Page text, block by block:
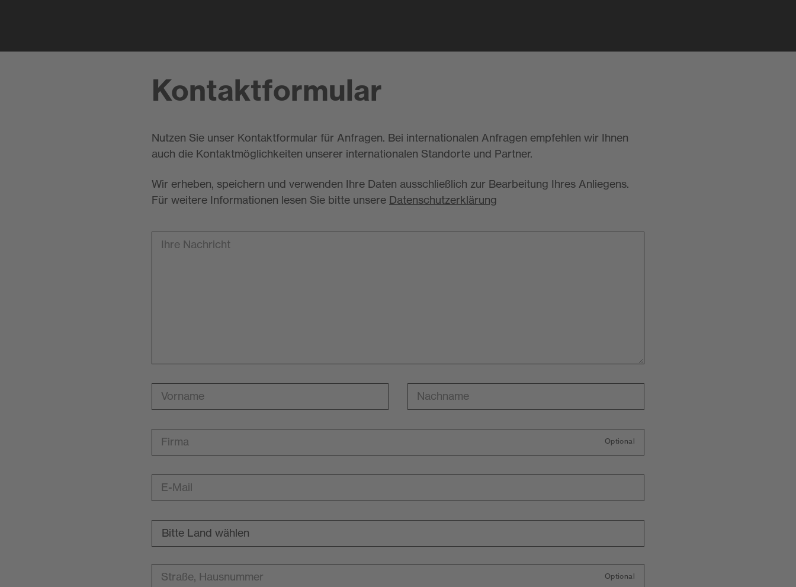
Kontaktformular
Nutzen Sie unser Kontaktformular für Anfragen. Bei internationalen Anfragen empfehlen wir Ihnen
auch die Kontaktmöglichkeiten unserer internationalen Standorte und Partner.
Wir erheben, speichern und verwenden Ihre Daten ausschließlich zur Bearbeitung Ihres Anliegens.
Für weitere Informationen lesen Sie bitte unsere Datenschutzerklärung
Ihre Nachricht
Vorname Nachname
Firma Optional
E-Mail
Bitte Land wählen
Ägypten
Straße, Hausnummer Optional